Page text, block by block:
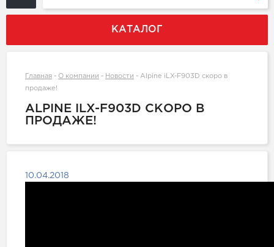
КАТАЛОГ
Главная - О компании - Новости - Alpine iLX-F903D скоро в
продаже!
ALPINE ILX-F903D СКОРО В
ПРОДАЖЕ!
10.04.2018